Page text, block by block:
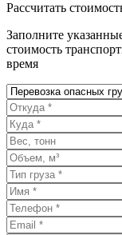
Рассчитать
Заполните
стоимость
время